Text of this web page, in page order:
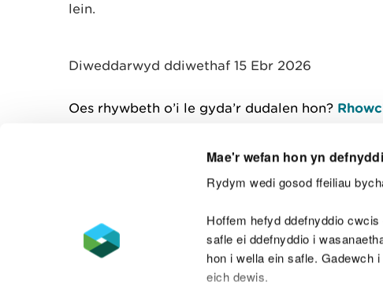
Mae'r wefan hon yn
Rydym wedi gosod ffeiliau
Hoffem hefyd ddefnyddio
safle ei ddefnyddio i
hon i wella ein safle. Gadewch
eich dewis.
lein.
Diweddarwyd ddiwethaf 15 Ebr 2026
Oes rhywbeth o’i le gyda’r dudalen hon?
Datganiad hygyrchedd Safonau'r Gymraeg